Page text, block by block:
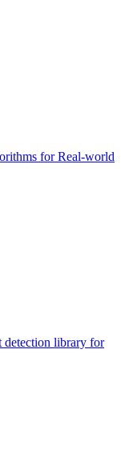
for Real-world
detection library for